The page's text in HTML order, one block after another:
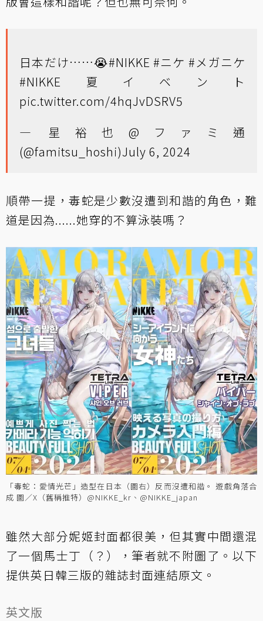
日本だけ……😭#NIKKE #ニケ #メガニケ
#NIKKE夏イベント
pic.twitter.com/4hqJvDSRV5
— 星裕也@ファミ通
(@famitsu_hoshi)July 6, 2024
順帶一提，毒蛇是少數沒遭到和諧的角色，難
道是因為......她穿的不算泳裝嗎？
「毒蛇：愛情光芒」造型在日本（圖右）反而沒遭和諧。 遊戲角落合
成 圖／X（舊稱推特）@NIKKE_kr、@NIKKE_japan
雖然大部分妮姬封面都很美，但其實中間還混
了一個馬士丁（？），筆者就不附圖了。以下
提供英日韓三版的雜誌封面連結原文。
英文版